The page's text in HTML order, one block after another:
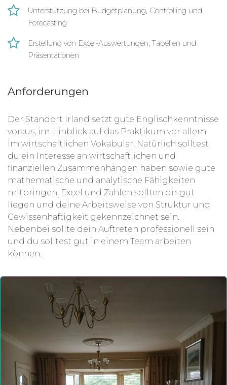
Unterstützung bei Budgetplanung, Controlling und
Forecasting
Erstellung von Excel-Auswertungen, Tabellen und
Präsentationen
Anforderungen
Der Standort Irland setzt gute Englischkenntnisse
voraus, im Hinblick auf das Praktikum vor allem
im wirtschaftlichen Vokabular. Natürlich solltest
du ein Interesse an wirtschaftlichen und
finanziellen Zusammenhängen haben sowie gute
mathematische und analytische Fähigkeiten
mitbringen. Excel und Zahlen sollten dir gut
liegen und deine Arbeitsweise von Struktur und
Gewissenhaftigkeit gekennzeichnet sein.
Nebenbei sollte dein Auftreten professionell sein
und du solltest gut in einem Team arbeiten
können.